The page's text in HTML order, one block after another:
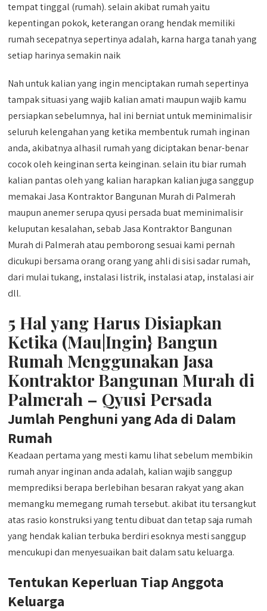
tempat tinggal (rumah). selain akibat rumah yaitu
kepentingan pokok, keterangan orang hendak memiliki
rumah secepatnya sepertinya adalah, karna harga tanah yang
setiap harinya semakin naik
Nah untuk kalian yang ingin menciptakan rumah sepertinya
tampak situasi yang wajib kalian amati maupun wajib kamu
persiapkan sebelumnya, hal ini berniat untuk meminimalisir
seluruh kelengahan yang ketika membentuk rumah inginan
anda, akibatnya alhasil rumah yang diciptakan benar-benar
cocok oleh keinginan serta keinginan. selain itu biar rumah
kalian pantas oleh yang kalian harapkan kalian juga sanggup
memakai Jasa Kontraktor Bangunan Murah di Palmerah
maupun anemer serupa qyusi persada buat meminimalisir
keluputan kesalahan, sebab Jasa Kontraktor Bangunan
Murah di Palmerah atau pemborong sesuai kami pernah
dicukupi bersama orang orang yang ahli di sisi sadar rumah,
dari mulai tukang, instalasi listrik, instalasi atap, instalasi air
dll.
5 Hal yang Harus Disiapkan
Ketika (Mau|Ingin} Bangun
Rumah Menggunakan Jasa
Kontraktor Bangunan Murah di
Palmerah – Qyusi Persada
Jumlah Penghuni yang Ada di Dalam
Rumah
Keadaan pertama yang mesti kamu lihat sebelum membikin
rumah anyar inginan anda adalah, kalian wajib sanggup
memprediksi berapa berlebihan besaran rakyat yang akan
memangku memegang rumah tersebut. akibat itu tersangkut
atas rasio konstruksi yang tentu dibuat dan tetap saja rumah
yang hendak kalian terbuka berdiri esoknya mesti sanggup
mencukupi dan menyesuaikan bait dalam satu keluarga.
Tentukan Keperluan Tiap Anggota
Keluarga